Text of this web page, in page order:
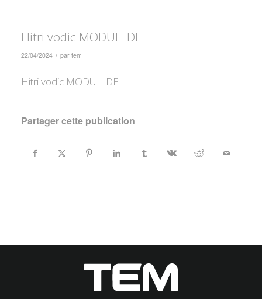
Hitri vodic MODUL_DE
22/04/2024 / par tem
Hitri vodic MODUL_DE
Partager cette publication